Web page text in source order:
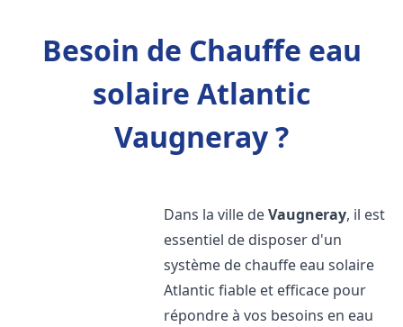
Besoin de Chauffe eau
solaire Atlantic
Vaugneray ?
Dans la ville deVaugneray, il est
essentiel de disposer d'un
système de chauffe eau solaire
Atlantic fiable et efficace pour
répondre à vos besoins en eau